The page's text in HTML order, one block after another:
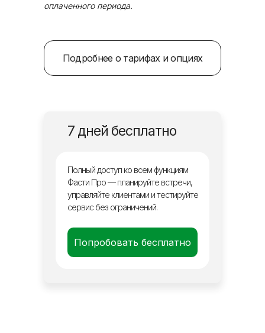
оплаченного периода.
Подробнее о тарифах и опциях
Полный доступ ко всем функциям
Фасти Про — планируйте встречи,
управляйте клиентами и тестируйте
сервис без ограничений.
Попробовать бесплатно
7 дней бесплатно